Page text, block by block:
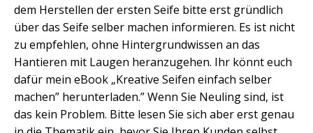
dem Herstellen der ersten Seife bitte erst gründlich
über das Seife selber machen informieren. Es ist nicht
zu empfehlen, ohne Hintergrundwissen an das
Hantieren mit Laugen heranzugehen. Ihr könnt euch
dafür mein eBook „Kreative Seifen einfach selber
machen” herunterladen.” Wenn Sie Neuling sind, ist
das kein Problem. Bitte lesen Sie sich aber erst genau